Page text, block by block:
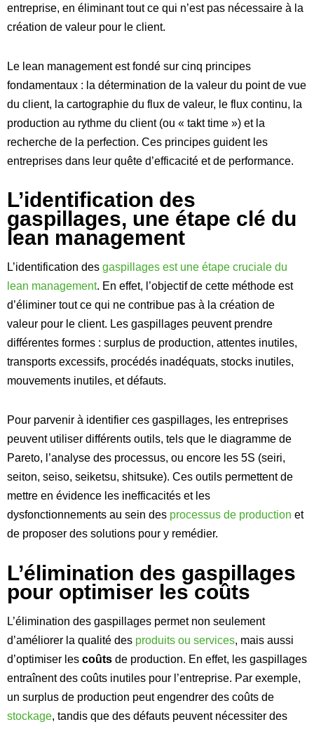
entreprise, en éliminant tout ce qui n’est pas nécessaire à la
création de valeur pour le client.
Le lean management est fondé sur cinq principes
fondamentaux : la détermination de la valeur du point de vue
du client, la cartographie du flux de valeur, le flux continu, la
production au rythme du client (ou « takt time ») et la
recherche de la perfection. Ces principes guident les
entreprises dans leur quête d’efficacité et de performance.
L’identification des
gaspillages, une étape clé du
lean management
L’identification des gaspillages est une étape cruciale du
lean management. En effet, l’objectif de cette méthode est
d’éliminer tout ce qui ne contribue pas à la création de
valeur pour le client. Les gaspillages peuvent prendre
différentes formes : surplus de production, attentes inutiles,
transports excessifs, procédés inadéquats, stocks inutiles,
mouvements inutiles, et défauts.
Pour parvenir à identifier ces gaspillages, les entreprises
peuvent utiliser différents outils, tels que le diagramme de
Pareto, l’analyse des processus, ou encore les 5S (seiri,
seiton, seiso, seiketsu, shitsuke). Ces outils permettent de
mettre en évidence les inefficacités et les
dysfonctionnements au sein des processus de production et
de proposer des solutions pour y remédier.
L’élimination des gaspillages
pour optimiser les coûts
L’élimination des gaspillages permet non seulement
d’améliorer la qualité des produits ou services, mais aussi
d’optimiser les coûts de production. En effet, les gaspillages
entraînent des coûts inutiles pour l’entreprise. Par exemple,
un surplus de production peut engendrer des coûts de
stockage, tandis que des défauts peuvent nécessiter des